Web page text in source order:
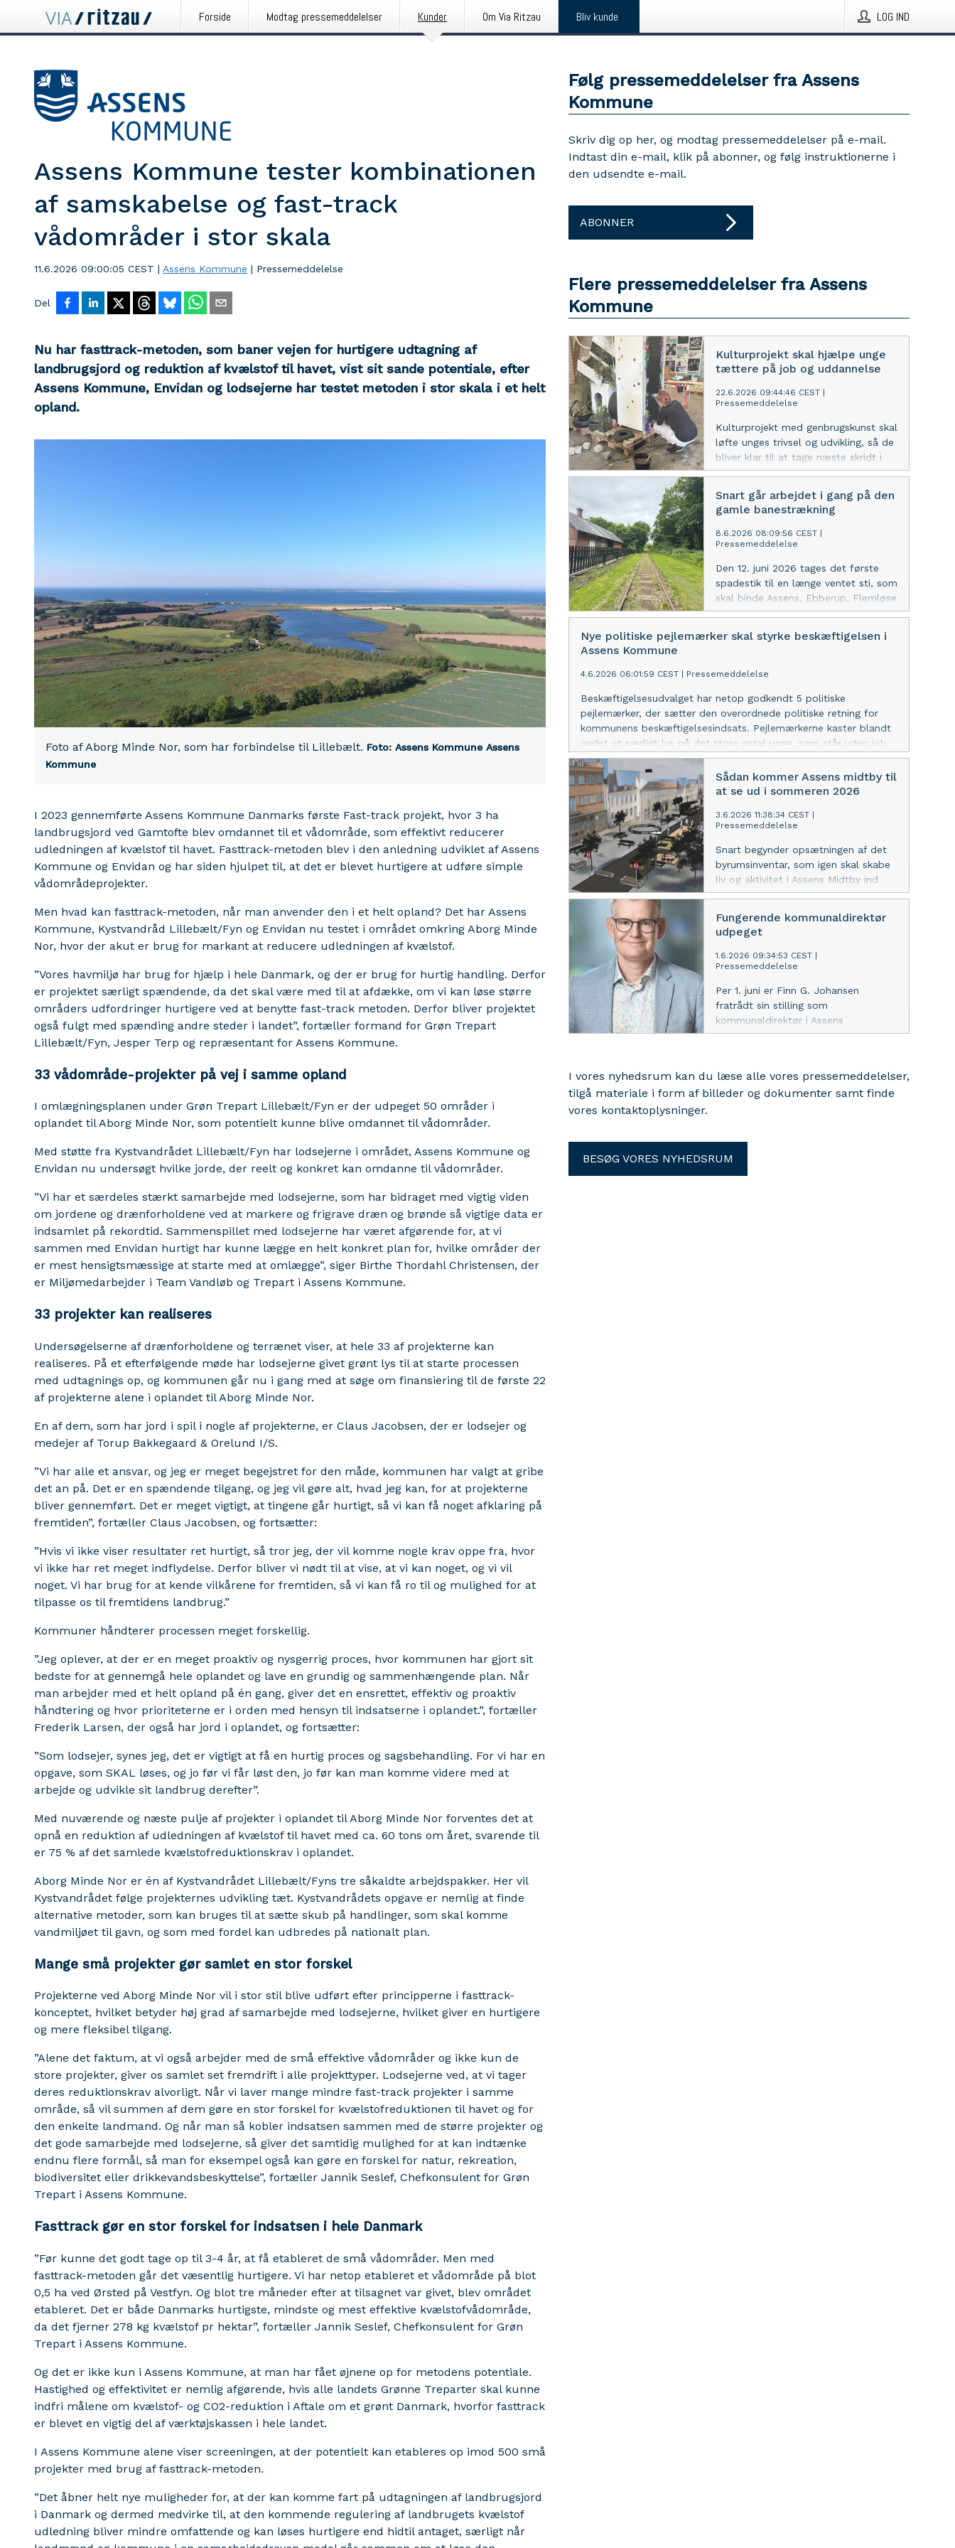
Forside Modtag pressemeddelelser Kunder Om Via Ritzau Bliv kunde LOG IND
Assens Kommune tester kombinationen
af samskabelse og fast-track
vådområder i stor skala
11.6.2026 09:00:05 CEST | Assens Kommune | Pressemeddelelse
Del
Nu har fasttrack-metoden, som baner vejen for hurtigere udtagning af
landbrugsjord og reduktion af kvælstof til havet, vist sit sande potentiale, efter
Assens Kommune, Envidan og lodsejerne har testet metoden i stor skala i et helt
opland.
Foto af Aborg Minde Nor, som har forbindelse til Lillebælt. Foto: Assens Kommune Assens
Kommune
I 2023 gennemførte Assens Kommune Danmarks første Fast-track projekt, hvor 3 ha
landbrugsjord ved Gamtofte blev omdannet til et vådområde, som effektivt reducerer
udledningen af kvælstof til havet. Fasttrack-metoden blev i den anledning udviklet af Assens
Kommune og Envidan og har siden hjulpet til, at det er blevet hurtigere at udføre simple
vådområdeprojekter.
Men hvad kan fasttrack-metoden, når man anvender den i et helt opland? Det har Assens
Kommune, Kystvandråd Lillebælt/Fyn og Envidan nu testet i området omkring Aborg Minde
Nor, hvor der akut er brug for markant at reducere udledningen af kvælstof.
”Vores havmiljø har brug for hjælp i hele Danmark, og der er brug for hurtig handling. Derfor
er projektet særligt spændende, da det skal være med til at afdække, om vi kan løse større
områders udfordringer hurtigere ved at benytte fast-track metoden. Derfor bliver projektet
også fulgt med spænding andre steder i landet”, fortæller formand for Grøn Trepart
Lillebælt/Fyn, Jesper Terp og repræsentant for Assens Kommune.
33 vådområde-projekter på vej i samme opland
I omlægningsplanen under Grøn Trepart Lillebælt/Fyn er der udpeget 50 områder i
oplandet til Aborg Minde Nor, som potentielt kunne blive omdannet til vådområder.
Med støtte fra Kystvandrådet Lillebælt/Fyn har lodsejerne i området, Assens Kommune og
Envidan nu undersøgt hvilke jorde, der reelt og konkret kan omdanne til vådområder.
”Vi har et særdeles stærkt samarbejde med lodsejerne, som har bidraget med vigtig viden
om jordene og drænforholdene ved at markere og frigrave dræn og brønde så vigtige data er
indsamlet på rekordtid. Sammenspillet med lodsejerne har været afgørende for, at vi
sammen med Envidan hurtigt har kunne lægge en helt konkret plan for, hvilke områder der
er mest hensigtsmæssige at starte med at omlægge”, siger Birthe Thordahl Christensen, der
er Miljømedarbejder i Team Vandløb og Trepart i Assens Kommune.
33 projekter kan realiseres
Undersøgelserne af drænforholdene og terrænet viser, at hele 33 af projekterne kan
realiseres. På et efterfølgende møde har lodsejerne givet grønt lys til at starte processen
med udtagnings op, og kommunen går nu i gang med at søge om finansiering til de første 22
af projekterne alene i oplandet til Aborg Minde Nor.
En af dem, som har jord i spil i nogle af projekterne, er Claus Jacobsen, der er lodsejer og
medejer af Torup Bakkegaard & Orelund I/S.
”Vi har alle et ansvar, og jeg er meget begejstret for den måde, kommunen har valgt at gribe
det an på. Det er en spændende tilgang, og jeg vil gøre alt, hvad jeg kan, for at projekterne
bliver gennemført. Det er meget vigtigt, at tingene går hurtigt, så vi kan få noget afklaring på
fremtiden”, fortæller Claus Jacobsen, og fortsætter:
”Hvis vi ikke viser resultater ret hurtigt, så tror jeg, der vil komme nogle krav oppe fra, hvor
vi ikke har ret meget indflydelse. Derfor bliver vi nødt til at vise, at vi kan noget, og vi vil
noget. Vi har brug for at kende vilkårene for fremtiden, så vi kan få ro til og mulighed for at
tilpasse os til fremtidens landbrug.”
Kommuner håndterer processen meget forskellig.
”Jeg oplever, at der er en meget proaktiv og nysgerrig proces, hvor kommunen har gjort sit
bedste for at gennemgå hele oplandet og lave en grundig og sammenhængende plan. Når
man arbejder med et helt opland på én gang, giver det en ensrettet, effektiv og proaktiv
håndtering og hvor prioriteterne er i orden med hensyn til indsatserne i oplandet.”, fortæller
Frederik Larsen, der også har jord i oplandet, og fortsætter:
”Som lodsejer, synes jeg, det er vigtigt at få en hurtig proces og sagsbehandling. For vi har en
opgave, som SKAL løses, og jo før vi får løst den, jo før kan man komme videre med at
arbejde og udvikle sit landbrug derefter”.
Med nuværende og næste pulje af projekter i oplandet til Aborg Minde Nor forventes det at
opnå en reduktion af udledningen af kvælstof til havet med ca. 60 tons om året, svarende til
er 75 % af det samlede kvælstofreduktionskrav i oplandet.
Aborg Minde Nor er én af Kystvandrådet Lillebælt/Fyns tre såkaldte arbejdspakker. Her vil
Kystvandrådet følge projekternes udvikling tæt. Kystvandrådets opgave er nemlig at finde
alternative metoder, som kan bruges til at sætte skub på handlinger, som skal komme
vandmiljøet til gavn, og som med fordel kan udbredes på nationalt plan.
Mange små projekter gør samlet en stor forskel
Projekterne ved Aborg Minde Nor vil i stor stil blive udført efter principperne i fasttrack-
konceptet, hvilket betyder høj grad af samarbejde med lodsejerne, hvilket giver en hurtigere
og mere fleksibel tilgang.
”Alene det faktum, at vi også arbejder med de små effektive vådområder og ikke kun de
store projekter, giver os samlet set fremdrift i alle projekttyper. Lodsejerne ved, at vi tager
deres reduktionskrav alvorligt. Når vi laver mange mindre fast-track projekter i samme
område, så vil summen af dem gøre en stor forskel for kvælstofreduktionen til havet og for
den enkelte landmand. Og når man så kobler indsatsen sammen med de større projekter og
det gode samarbejde med lodsejerne, så giver det samtidig mulighed for at kan indtænke
endnu flere formål, så man for eksempel også kan gøre en forskel for natur, rekreation,
biodiversitet eller drikkevandsbeskyttelse”, fortæller Jannik Seslef, Chefkonsulent for Grøn
Trepart i Assens Kommune.
Fasttrack gør en stor forskel for indsatsen i hele Danmark
”Før kunne det godt tage op til 3-4 år, at få etableret de små vådområder. Men med
fasttrack-metoden går det væsentlig hurtigere. Vi har netop etableret et vådområde på blot
0,5 ha ved Ørsted på Vestfyn. Og blot tre måneder efter at tilsagnet var givet, blev området
etableret. Det er både Danmarks hurtigste, mindste og mest effektive kvælstofvådområde,
da det fjerner 278 kg kvælstof pr hektar”, fortæller Jannik Seslef, Chefkonsulent for Grøn
Trepart i Assens Kommune.
Og det er ikke kun i Assens Kommune, at man har fået øjnene op for metodens potentiale.
Hastighed og effektivitet er nemlig afgørende, hvis alle landets Grønne Treparter skal kunne
indfri målene om kvælstof- og CO2-reduktion i Aftale om et grønt Danmark, hvorfor fasttrack
er blevet en vigtig del af værktøjskassen i hele landet.
I Assens Kommune alene viser screeningen, at der potentielt kan etableres op imod 500 små
projekter med brug af fasttrack-metoden.
”Det åbner helt nye muligheder for, at der kan komme fart på udtagningen af landbrugsjord
i Danmark og dermed medvirke til, at den kommende regulering af landbrugets kvælstof
udledning bliver mindre omfattende og kan løses hurtigere end hidtil antaget, særligt når
Følg pressemeddelelser fra Assens
Kommune
Skriv dig op her, og modtag pressemeddelelser på e-mail.
Indtast din e-mail, klik på abonner, og følg instruktionerne i
den udsendte e-mail.
ABONNER
Flere pressemeddelelser fra Assens
Kommune
Kulturprojekt skal hjælpe unge
tættere på job og uddannelse
22.6.2026 09:44:46 CEST
Pressemeddelelse
Kulturprojekt med genbrugskunst skal
løfte unges trivsel og udvikling, så de
bliver klar til at tage næste skridt i
retningen af job og uddannelse.
Snart går arbejdet i gang på den
gamle banestrækning
8.6.2026 08:09:56 CEST
Pressemeddelelse
Den 12. juni 2026 tages det første
spadestik til en længe ventet sti, som
skal binde Assens, Ebberup, Flemløse
og Glamsbjerg tættere sammen og
til skole og uddannelse.
Nye politiske pejlemærker skal styrke beskæftigelsen i
Assens Kommune
4.6.2026 06:01:59 CEST Pressemeddelelse
Beskæftigelsesudvalget har netop godkendt 5 politiske
pejlemærker, der sætter den overordnede politiske retning for
kommunens beskæftigelsesindsats. Pejlemærkerne kaster blandt
andet et særligt lys på det store antal unge, som står uden job
og uddannelse.
Sådan kommer Assens midtby til
at se ud i sommeren 2026
3.6.2026 11:38:34 CEST
Pressemeddelelse
Snart begynder opsætningen af det
byrumsinventar, som igen skal skabe
liv og aktivitet i Assens Midtby ind
over sommeren. Et byudviklings- og
skabe liv og aktivitet i bymidten.
Fungerende kommunaldirektør
udpeget
1.6.2026 09:34:53 CEST
Pressemeddelelse
Per 1. juni er Finn G. Johansen
fratrådt sin stilling som
kommunaldirektør i Assens
Kommune. Indtil en ny
Assens Kommune, Martin Albertsen,
varetage opgaven som fungerende
I vores nyhedsrum kan du læse alle vores pressemeddelelser,
tilgå materiale i form af billeder og dokumenter samt finde
vores kontaktoplysninger.
BESØG VORES NYHEDSRUM